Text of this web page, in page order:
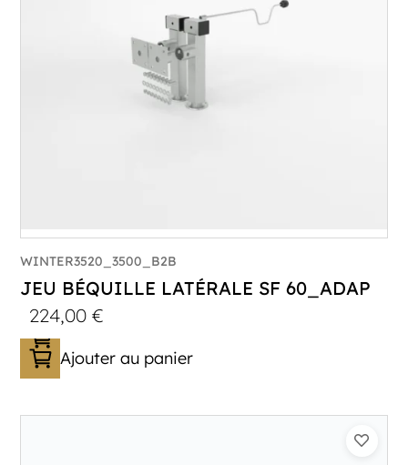
WINTER3520_3500_B2B
JEU BÉQUILLE LATÉRALE SF 60_ADAP
224,00€
Ajouter au panier